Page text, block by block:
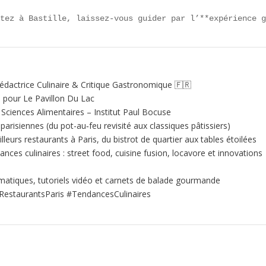
à Bastille, laissez-vous guider par
Culinaire & Critique Gastronomique 🇫🇷
Le Pavillon Du Lac
Alimentaires – Institut Paul Bocuse
(du pot-au‑feu revisité aux classiques pâtissiers)
restaurants à Paris, du bistrot de quartier aux tables étoilées
culinaires : street food, cuisine fusion, locavore et innovations
tutoriels vidéo et carnets de balade gourmande
#TendancesCulinaires